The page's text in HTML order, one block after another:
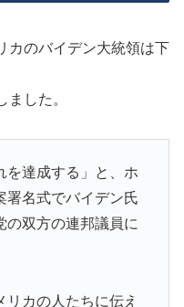
カのバイデン大統領は下
した。
を達成する」と、ホ
署名式でバイデン氏
の双方の連邦議員に
カの人たちに伝え